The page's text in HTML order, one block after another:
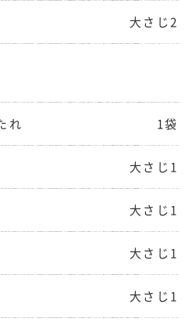
大さじ2
れ 1袋
大さじ1
大さじ1
大さじ1
大さじ1